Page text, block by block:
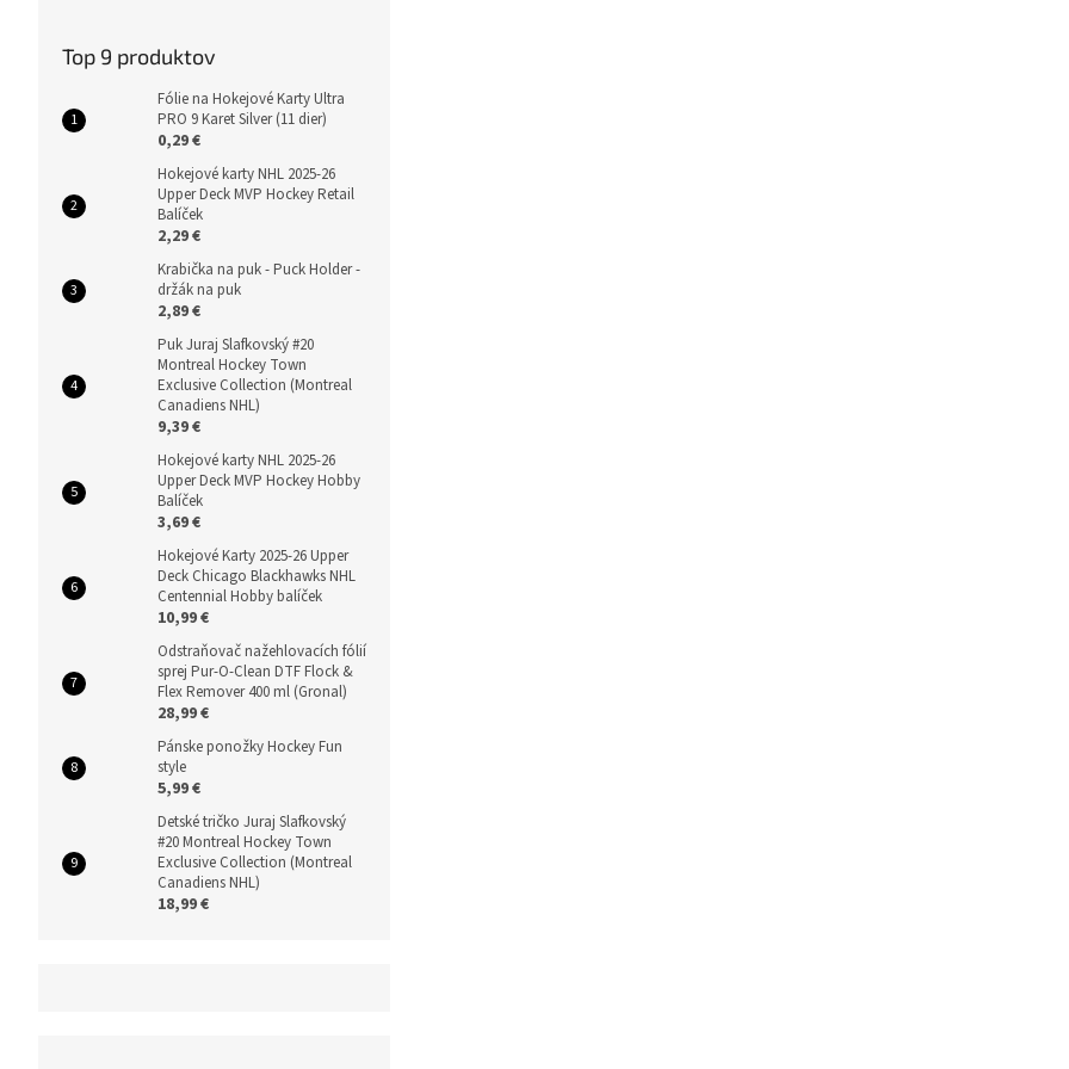
Top 9 produktov
Fólie na Hokejové Karty Ultra
PRO 9 Karet Silver (11 dier)
0,29 €
Hokejové karty NHL 2025-26
Upper Deck MVP Hockey Retail
Balíček
2,29 €
Krabička na puk - Puck Holder -
držák na puk
2,89 €
Puk Juraj Slafkovský #20
Montreal Hockey Town
Exclusive Collection (Montreal
Canadiens NHL)
9,39 €
Hokejové karty NHL 2025-26
Upper Deck MVP Hockey Hobby
Balíček
3,69 €
Hokejové Karty 2025-26 Upper
Deck Chicago Blackhawks NHL
Centennial Hobby balíček
10,99 €
Odstraňovač nažehlovacích fólií
sprej Pur-O-Clean DTF Flock &
Flex Remover 400 ml (Gronal)
28,99 €
Pánske ponožky Hockey Fun
style
5,99 €
Detské tričko Juraj Slafkovský
#20 Montreal Hockey Town
Exclusive Collection (Montreal
Canadiens NHL)
18,99 €